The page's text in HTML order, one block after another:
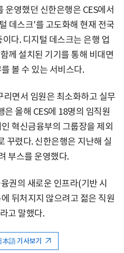
운영했던 신한은행은 CES에서
데스크'를 고도화해 현재 전국
다. 디지털 데스크는 은행 업
께 설치된 기기를 통해 비대면
볼 수 있는 서비스다.
리면서 임원은 최소화하고 실무
올해 CES에 18명의 임직원
혁신금융부의 그룹장을 제외
꾸렸다. 신한은행은 지난해 실
부스를 운영했다.
권의 새로운 인프라(기반 시
뒤처지지 않으려고 젊은 직원
고 말했다.
本語 기사보기